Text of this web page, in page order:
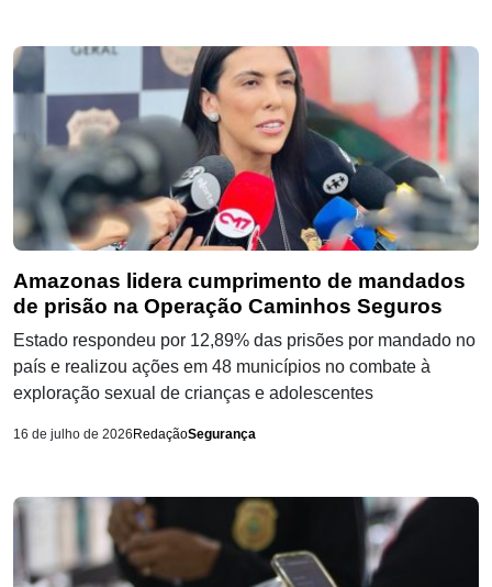
Amazonas lidera cumprimento de mandados
de prisão na Operação Caminhos Seguros
Estado respondeu por 12,89% das prisões por mandado no
país e realizou ações em 48 municípios no combate à
exploração sexual de crianças e adolescentes
16 de julho de 2026 RedaçãoSegurança